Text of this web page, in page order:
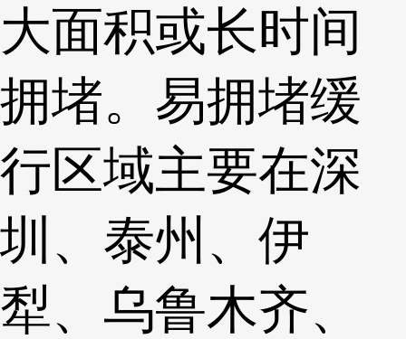
大面积或长时间
拥堵。易拥堵缓
行区域主要在深
圳、泰州、伊
犁、乌鲁木齐、